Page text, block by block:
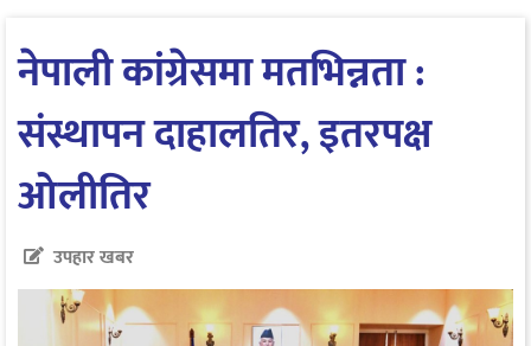
नेपाली कांग्रेसमा मतभिन्नता :
संस्थापन दाहालतिर, इतरपक्ष
ओलीतिर
उपहार खबर